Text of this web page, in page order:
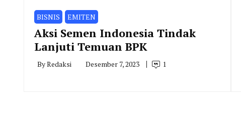
BISNIS EMITEN
Aksi Semen Indonesia Tindak
Lanjuti Temuan BPK
ByRedaksi Desember 7, 2023 1